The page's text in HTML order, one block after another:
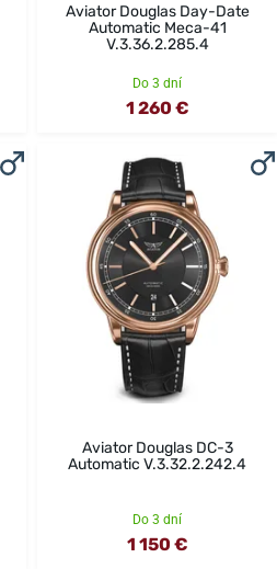
Aviator Douglas Day-Date
Automatic Meca-41
V.3.36.2.285.4
Do 3 dní
1 260 €
Aviator Douglas DC-3
Automatic V.3.32.2.242.4
Do 3 dní
1 150 €